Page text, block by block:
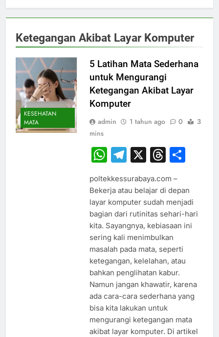
Ketegangan Akibat Layar Komputer
KESEHATAN
MATA
5 Latihan Mata Sederhana
untuk Mengurangi
Ketegangan Akibat Layar
Komputer
admin 1 tahun ago 0
3
mins
WhatsApp
Telegram
X
poltekkessurabaya.com –
Bekerja atau belajar di depan
layar komputer sudah menjadi
bagian dari rutinitas sehari-hari
kita. Sayangnya, kebiasaan ini
sering kali menimbulkan
masalah pada mata, seperti
ketegangan, kelelahan, atau
bahkan penglihatan kabur.
Namun jangan khawatir, karena
ada cara-cara sederhana yang
bisa kita lakukan untuk
mengurangi ketegangan mata
akibat layar komputer. Di artikel